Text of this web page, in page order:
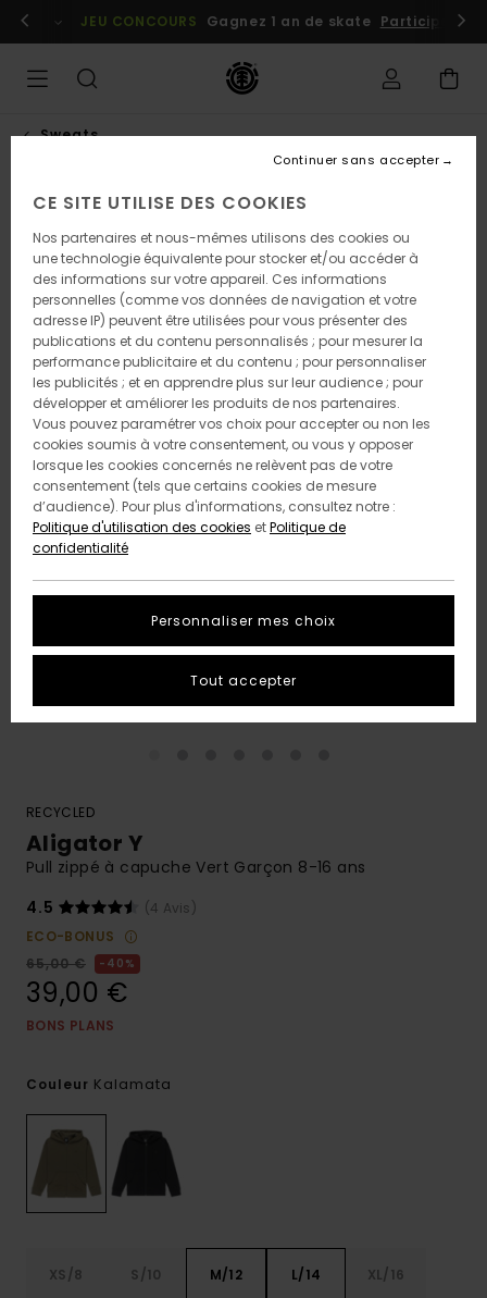
l'information
Se connecter / s'inscrire
JEU CONCOURS Gagnez 1 an de skate Participez
Sweats
RECYCLED
Aligator Y
Pull zippé à capuche Vert Garçon 8-16 ans
4.5
(4 Avis)
ECO-BONUS
65,00 €
40%
39,00 €
BONS PLANS
Couleur Kalamata
XS/8 S/10 M/12 L/14 XL/16
CE SITE UTILISE DES COOKIES
Nos partenaires et nous-mêmes utilisons des cookies ou
une technologie équivalente pour stocker et/ou accéder à
des informations sur votre appareil. Ces informations
personnelles (comme vos données de navigation et votre
adresse IP) peuvent être utilisées pour vous présenter des
publications et du contenu personnalisés ; pour mesurer la
performance publicitaire et du contenu ; pour personnaliser
les publicités ; et en apprendre plus sur leur audience ; pour
développer et améliorer les produits de nos partenaires.
Vous pouvez paramétrer vos choix pour accepter ou non les
cookies soumis à votre consentement, ou vous y opposer
lorsque les cookies concernés ne relèvent pas de votre
consentement (tels que certains cookies de mesure
d’audience). Pour plus d'informations, consultez notre :
Politique d'utilisation des cookies etPolitique de
confidentialité
Personnaliser mes choix
Continuer sans accepter
Tout accepter